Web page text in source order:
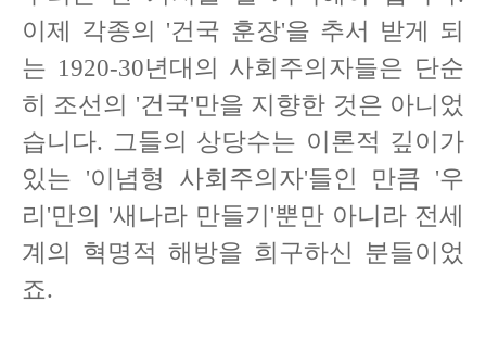
이제 각종의 '건국 훈장'을 추서 받게 되
는 1920-30년대의 사회주의자들은 단순
히 조선의 '건국'만을 지향한 것은 아니었
습니다. 그들의 상당수는 이론적 깊이가
있는 '이념형 사회주의자'들인 만큼 '우
리'만의 '새나라 만들기'뿐만 아니라 전세
계의 혁명적 해방을 희구하신 분들이었
죠.